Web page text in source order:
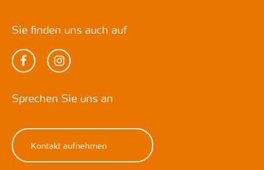
Sie finden uns auch auf
Sprechen Sie uns an
Kontakt aufnehmen